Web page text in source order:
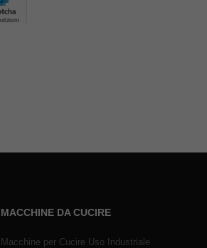
MACCHINE DA CUCIRE
Macchine per Cucire Uso Industriale